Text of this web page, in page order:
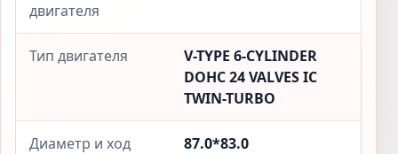
двигателя
Тип двигателя
V-TYPE 6-CYLINDER
DOHC 24 VALVES IC
TWIN-TURBO
Диаметр и ход
87.0*83.0